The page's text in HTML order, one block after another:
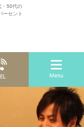
・50代の
ーセント
Menu